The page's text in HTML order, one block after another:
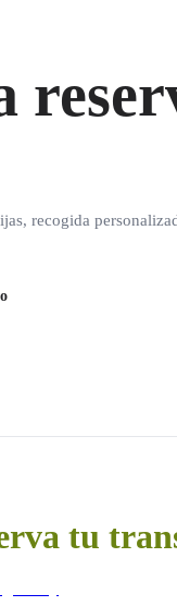
recogida
tu